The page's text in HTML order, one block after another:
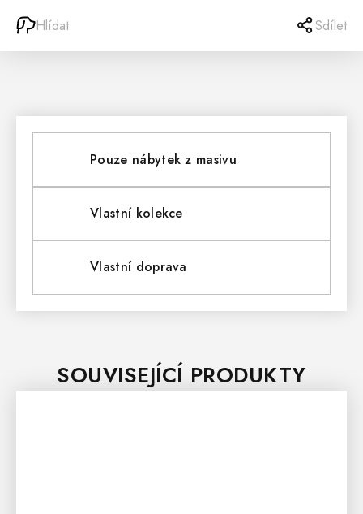
Hlídat Sdílet
Pouze nábytek z masivu
Vlastní kolekce
Vlastní doprava
SOUVISEJÍCÍ PRODUKTY